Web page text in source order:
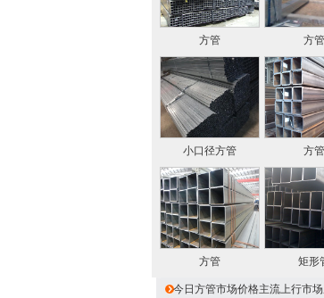
方管 方管
小口径方管 方管
方管 矩形
今日方管市场价格主流上行市